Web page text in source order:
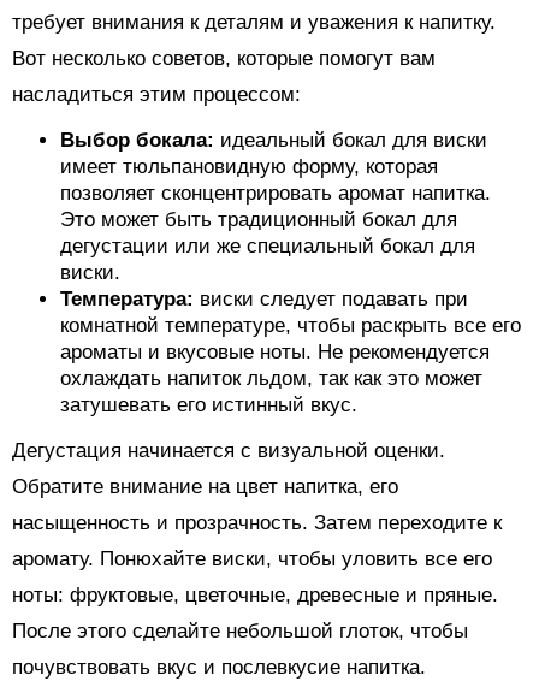
требует внимания к деталям и уважения к напитку.
Вот несколько советов, которые помогут вам
насладиться этим процессом:
Выбор бокала: идеальный бокал для виски
имеет тюльпановидную форму, которая
позволяет сконцентрировать аромат напитка.
Это может быть традиционный бокал для
дегустации или же специальный бокал для
виски.
Температура: виски следует подавать при
комнатной температуре, чтобы раскрыть все его
ароматы и вкусовые ноты. Не рекомендуется
охлаждать напиток льдом, так как это может
затушевать его истинный вкус.
Дегустация начинается с визуальной оценки.
Обратите внимание на цвет напитка, его
насыщенность и прозрачность. Затем переходите к
аромату. Понюхайте виски, чтобы уловить все его
ноты: фруктовые, цветочные, древесные и пряные.
После этого сделайте небольшой глоток, чтобы
почувствовать вкус и послевкусие напитка.